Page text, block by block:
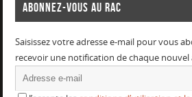
ABONNEZ-VOUS AU RAC
Saisissez votre adresse e-mail pour vous
recevoir une notification de chaque nouvel